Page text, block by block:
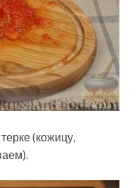
(кожицу,